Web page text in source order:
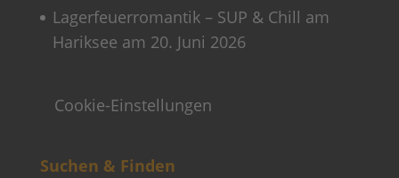
Lagerfeuerromantik – SUP & Chill am
Hariksee am 20. Juni 2026
Cookie-Einstellungen
Suchen & Finden